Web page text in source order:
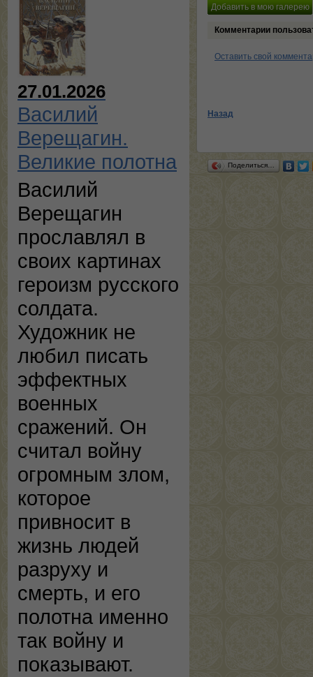
27.01.2026
Василий
Верещагин.
Великие полотна
Василий
Верещагин
прославлял в
своих картинах
героизм русского
солдата.
Художник не
любил писать
эффектных
военных
сражений. Он
считал войну
огромным злом,
которое
привносит в
жизнь людей
разруху и
смерть, и его
полотна именно
так войну и
показывают.
Комментарии
Оставить свой
Назад
Поделиться…